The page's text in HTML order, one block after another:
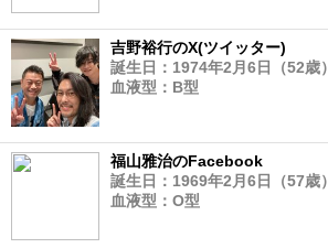
吉野裕行のX(ツイッター)
誕生日：1974年2月6日（52歳）
血液型：B型
福山雅治のFacebook
誕生日：1969年2月6日（57歳）
血液型：O型